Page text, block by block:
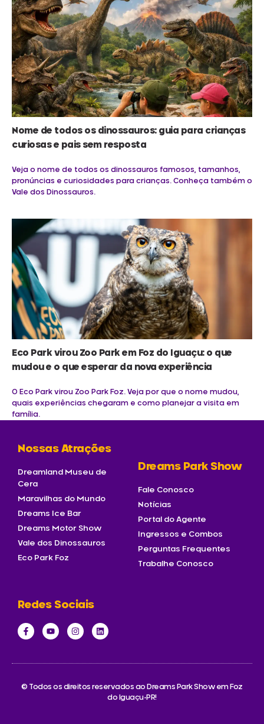
Nome de todos os dinossauros: guia para crianças
curiosas e pais sem resposta
Veja o nome de todos os dinossauros famosos, tamanhos,
pronúncias e curiosidades para crianças. Conheça também o
Vale dos Dinossauros.
Eco Park virou Zoo Park em Foz do Iguaçu: o que
mudou e o que esperar da nova experiência
O Eco Park virou Zoo Park Foz. Veja por que o nome mudou,
quais experiências chegaram e como planejar a visita em
família.
Nossas Atrações
Dreamland Museu de
Cera
Maravilhas do Mundo
Dreams Ice Bar
Dreams Motor Show
Vale dos Dinossauros
Eco Park Foz
Dreams Park Show
Fale Conosco
Notícias
Portal do Agente
Ingressos e Combos
Perguntas Frequentes
Trabalhe Conosco
Redes Sociais
© Todos os direitos reservados ao Dreams Park Show em Foz
do Iguaçu-PR!